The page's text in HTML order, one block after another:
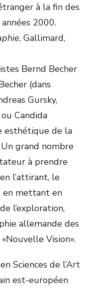
à la fin des
2000.
, Gallimard,
Bernd Becher
(dans
Gursky,
Candida
esthétique de la
grand nombre
à prendre
l’attirant, le
en mettant en
l’exploration,
allemande des
Vision».
Sciences de l’Art
est-européen